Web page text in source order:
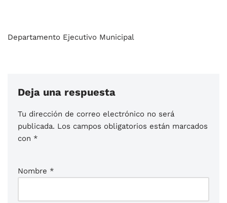
Departamento Ejecutivo Municipal
Deja una respuesta
Tu dirección de correo electrónico no será
publicada. Los campos obligatorios están marcados
con *
Nombre *